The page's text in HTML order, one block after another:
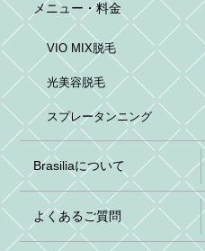
メニュー・料金
VIO MIX脱毛
光美容脱毛
スプレータンニング
Brasiliaについて
よくあるご質問